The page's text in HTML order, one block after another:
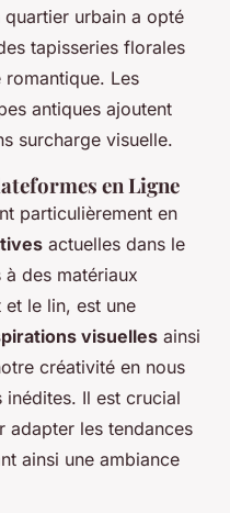
quartier urbain a opté
tapisseries florales
romantique. Les
antiques ajoutent
surcharge visuelle.
en Ligne
particulièrement en
actuelles dans le
des matériaux
le lin, est une
visuelles ainsi
créativité en nous
inédites. Il est crucial
adapter les tendances
ainsi une ambiance